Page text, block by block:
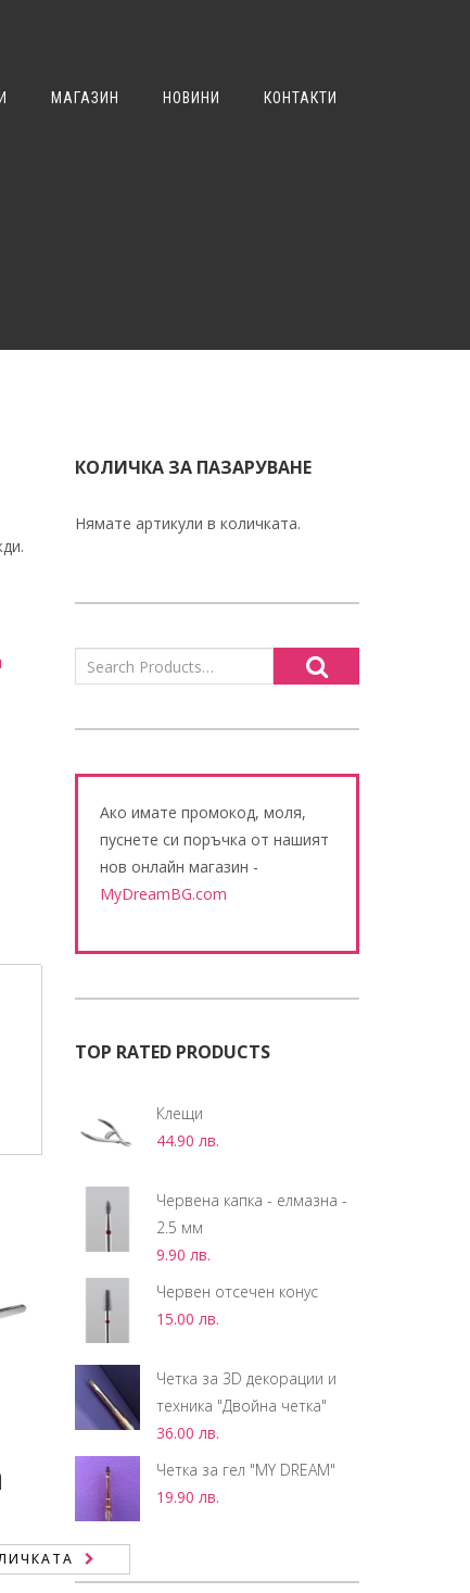
МАГАЗИН НОВИНИ КОНТАКТИ
КОЛИЧКА ЗА ПАЗАРУВАНЕ
Нямате артикули в количката.
Ако имате промокод, моля,
пуснете си поръчка от нашият
нов онлайн магазин -
MyDreamBG.com
TOP RATED PRODUCTS
Клещи
44.90 лв.
Червена капка - елмазна -
2.5 мм
9.90 лв.
Червен отсечен конус
15.00 лв.
Четка за 3D декорации и
техника "Двойна четка"
36.00 лв.
Четка за гел "MY DREAM"
19.90 лв.